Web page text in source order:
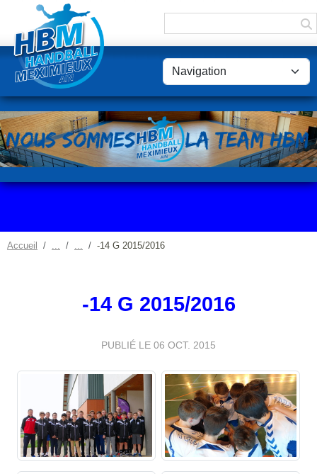
Accueil -14 G 2015/2016
-14 G 2015/2016
PUBLIÉ LE 06 OCT. 2015
Panneau de gestion des cookies